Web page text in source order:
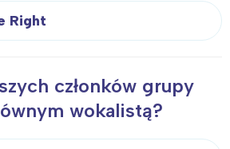
Right
członków grupy
wokalistą?
Północ
Wszystkie